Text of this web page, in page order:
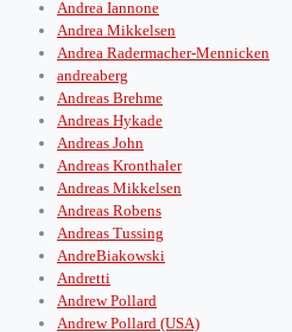
Andrea Iannone
Andrea Mikkelsen
Andrea Radermacher-Mennicken
andreaberg
Andreas Brehme
Andreas Hykade
Andreas John
Andreas Kronthaler
Andreas Mikkelsen
Andreas Robens
Andreas Tussing
AndreBiakowski
Andretti
Andrew Pollard
Andrew Pollard (USA)